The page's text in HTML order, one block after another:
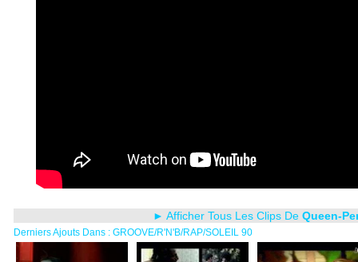
► Afficher Tous Les Clips De Queen-
Derniers Ajouts Dans : GROOVE/R'N'B/RAP/SOLEIL 90